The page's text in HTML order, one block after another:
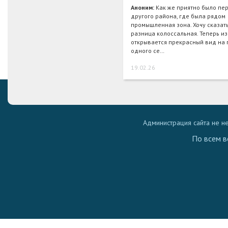
Аноним: Как же приятно было
другого района, где была рядом
промышленная зона. Хочу
разница колоссальная. Теперь
открывается прекрасный вид на
одного се…
19.02.26
Администрация сайта не
По всем